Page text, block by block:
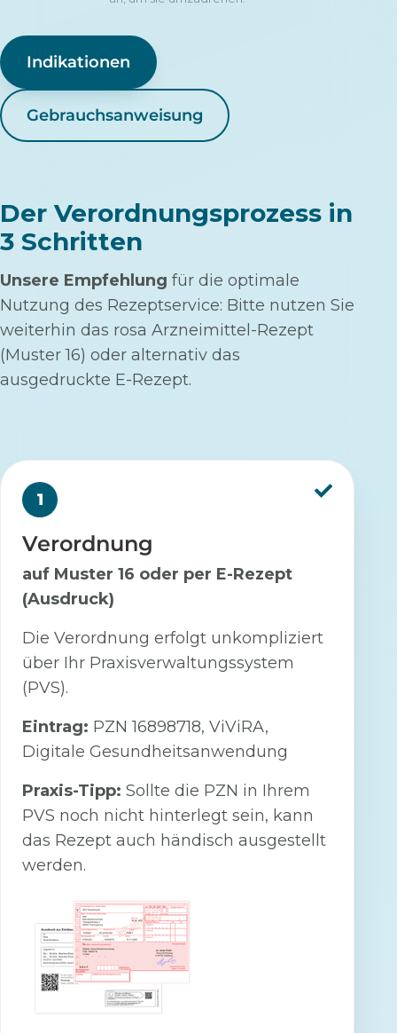
Indikationen
Gebrauchsanweisung
Der Verordnungsprozess in
3 Schritten
Unsere Empfehlung für die optimale
Nutzung des Rezeptservice: Bitte nutzen Sie
weiterhin das rosa Arzneimittel-Rezept
(Muster 16) oder alternativ das
ausgedruckte E-Rezept.
1
Verordnung
auf Muster 16 oder per E-Rezept
(Ausdruck)
Die Verordnung erfolgt unkompliziert
über Ihr Praxisverwaltungssystem
(PVS).
Eintrag: PZN 16898718, ViViRA,
Digitale Gesundheitsanwendung
Praxis-Tipp: Sollte die PZN in Ihrem
PVS noch nicht hinterlegt sein, kann
das Rezept auch händisch ausgestellt
werden.